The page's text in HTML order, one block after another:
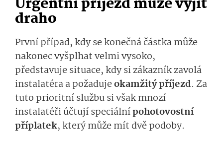
draho
První případ, kdy se konečná částka může
nakonec vyšplhat velmi vysoko,
představuje situace, kdy si zákazník zavolá
instalatéra a požadujeokamžitý příjezd. Za
tuto prioritní službu si však mnozí
instalatéři účtují speciálnípohotovostní
příplatek, který může mít dvě podoby.